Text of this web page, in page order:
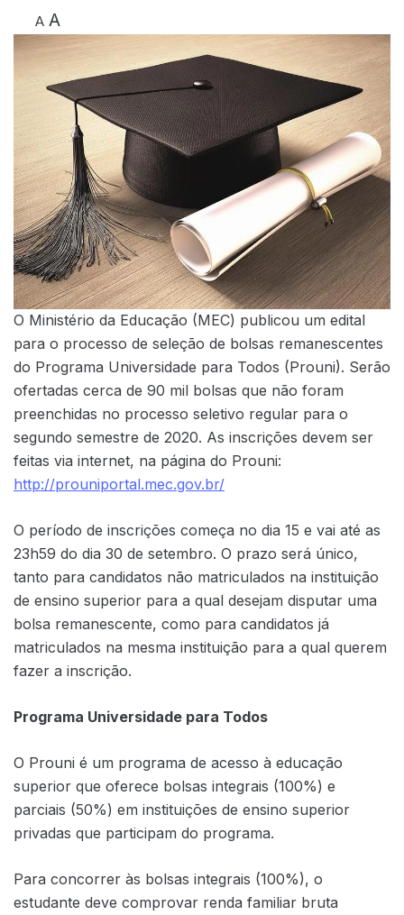
A A
O Ministério da Educação (MEC) publicou um edital
para o processo de seleção de bolsas remanescentes
do Programa Universidade para Todos (Prouni). Serão
ofertadas cerca de 90 mil bolsas que não foram
preenchidas no processo seletivo regular para o
segundo semestre de 2020. As inscrições devem ser
feitas via internet, na página do Prouni:
http://prouniportal.mec.gov.br/
O período de inscrições começa no dia 15 e vai até as
23h59 do dia 30 de setembro. O prazo será único,
tanto para candidatos não matriculados na instituição
de ensino superior para a qual desejam disputar uma
bolsa remanescente, como para candidatos já
matriculados na mesma instituição para a qual querem
fazer a inscrição.
Programa Universidade para Todos
O Prouni é um programa de acesso à educação
superior que oferece bolsas integrais (100%) e
parciais (50%) em instituições de ensino superior
privadas que participam do programa.
Para concorrer às bolsas integrais (100%), o
estudante deve comprovar renda familiar bruta